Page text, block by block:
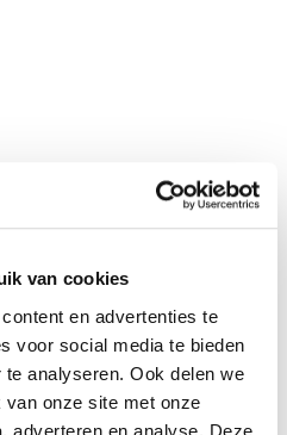
van cookies
en advertenties te
voor social media te bieden
analyseren. Ook delen we
onze site met onze
adverteren en analyse. Deze